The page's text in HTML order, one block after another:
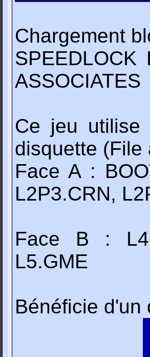
Chargement
SPEEDLOCK
ASSOCIATES
Ce jeu utilise
disquette (File
Face A :
L2P3.CRN,
Face B :
L5.GME
Bénéficie d'un